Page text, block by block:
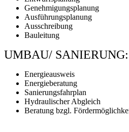
Genehmigungsplanung
Ausführungsplanung
Ausschreibung
Bauleitung
UMBAU/ SANIERUNG:
Energieausweis
Energieberatung
Sanierungsfahrplan
Hydraulischer Abgleich
Beratung bzgl.